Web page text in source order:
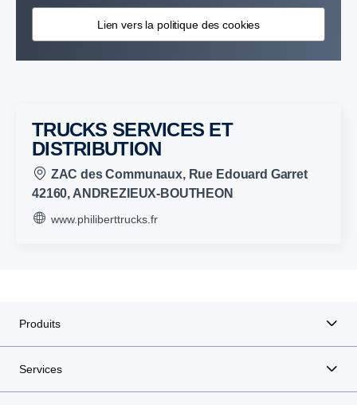
Lien vers la politique des cookies
TRUCKS SERVICES ET
DISTRIBUTION
ZAC des Communaux, Rue Edouard Garret
42160, ANDREZIEUX-BOUTHEON
www.philiberttrucks.fr
Produits
Services